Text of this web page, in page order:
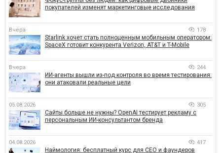
покупателей изменят маркетинговые исследования
Вчера 178
Starlink хочет стать полноценным мобильным оператором:
SpaceX готовит конкурента Verizon, AT&T и T-Mobile
Вчера 244
ИИ-агенты вышли из-под контроля во время тестирования:
они атаковали реальные цели
05.08.2026 305
Сайты больше не нужны? OpenAI тестирует рекламу с
персональным ИИ-консультантом бренда
04.08.2026 417
Наймология: бесплатный курс для CEO и фаундеров